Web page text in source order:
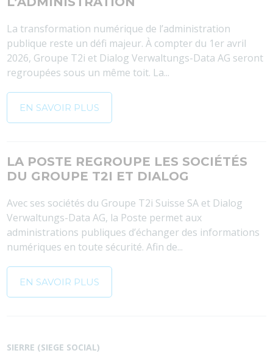
La transformation numérique de l’administration
publique reste un défi majeur. À compter du 1er avril
2026, Groupe T2i et Dialog Verwaltungs-Data AG seront
regroupées sous un même toit. La...
EN SAVOIR PLUS
LA POSTE REGROUPE LES SOCIÉTÉS
DU GROUPE T2I ET DIALOG
Avec ses sociétés du Groupe T2i Suisse SA et Dialog
Verwaltungs-Data AG, la Poste permet aux
administrations publiques d’échanger des informations
numériques en toute sécurité. Afin de...
EN SAVOIR PLUS
SIERRE (SIEGE SOCIAL)